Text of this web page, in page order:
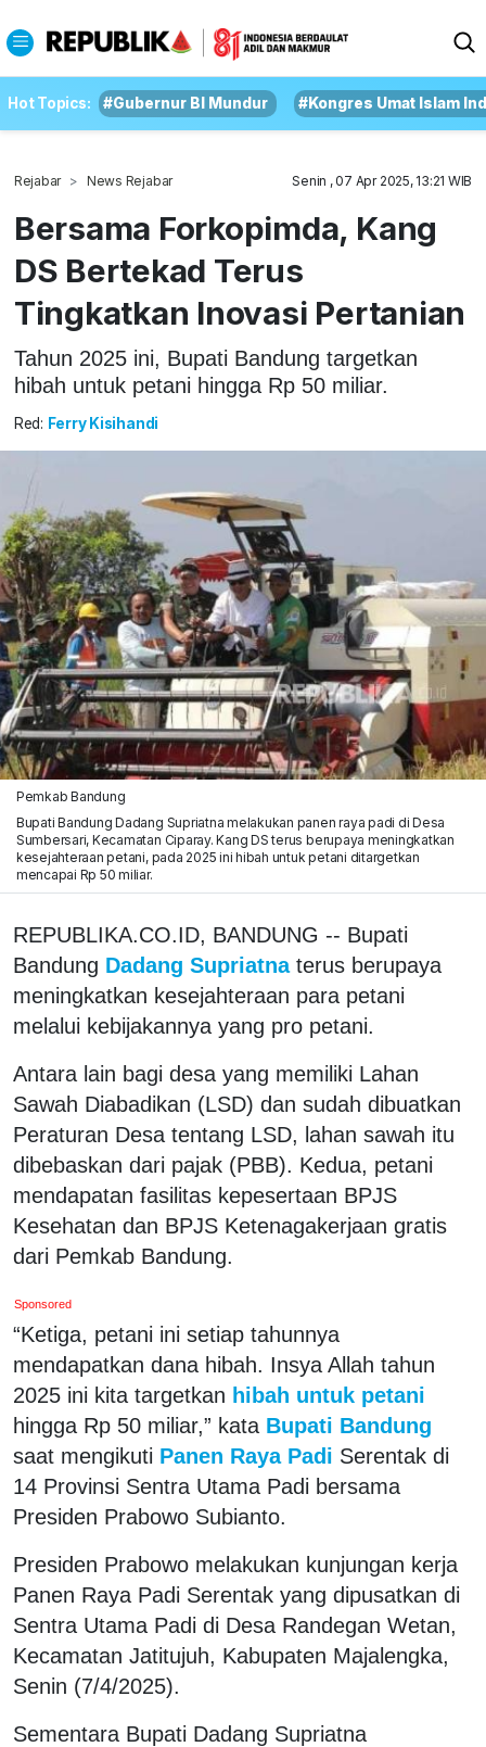
Hot Topics: #Gubernur BI Mundur #Kongres Umat Islam
Rejabar News Rejabar Senin , 07 Apr 2025, 13:21 WIB
Bersama Forkopimda, Kang
DS Bertekad Terus
Tingkatkan Inovasi Pertanian
Tahun 2025 ini, Bupati Bandung targetkan
hibah untuk petani hingga Rp 50 miliar.
Red: Ferry Kisihandi
Pemkab Bandung
Bupati Bandung Dadang Supriatna melakukan panen raya padi di Desa
Sumbersari, Kecamatan Ciparay. Kang DS terus berupaya meningkatkan
kesejahteraan petani, pada 2025 ini hibah untuk petani ditargetkan
mencapai Rp 50 miliar.
REPUBLIKA.CO.ID, BANDUNG -- Bupati
Bandung Dadang Supriatna terus berupaya
meningkatkan kesejahteraan para petani
melalui kebijakannya yang pro petani.
Antara lain bagi desa yang memiliki Lahan
Sawah Diabadikan (LSD) dan sudah dibuatkan
Peraturan Desa tentang LSD, lahan sawah itu
dibebaskan dari pajak (PBB). Kedua, petani
mendapatan fasilitas kepesertaan BPJS
Kesehatan dan BPJS Ketenagakerjaan gratis
dari Pemkab Bandung.
Sponsored
“Ketiga, petani ini setiap tahunnya
mendapatkan dana hibah. Insya Allah tahun
2025 ini kita targetkan hibah untuk petani
hingga Rp 50 miliar,” kata Bupati Bandung
saat mengikuti Panen Raya Padi Serentak di
14 Provinsi Sentra Utama Padi bersama
Presiden Prabowo Subianto.
Presiden Prabowo melakukan kunjungan kerja
Panen Raya Padi Serentak yang dipusatkan di
Sentra Utama Padi di Desa Randegan Wetan,
Kecamatan Jatitujuh, Kabupaten Majalengka,
Senin (7/4/2025).
Sementara Bupati Dadang Supriatna